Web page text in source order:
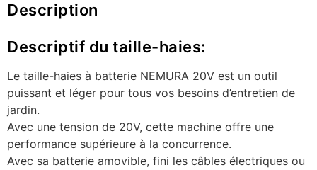
Description
Descriptif du taille-haies:
Le taille-haies à batterie NEMURA 20V est un outil
puissant et léger pour tous vos besoins d’entretien de
jardin.
Avec une tension de 20V, cette machine offre une
performance supérieure à la concurrence.
Avec sa batterie amovible, fini les câbles électriques ou